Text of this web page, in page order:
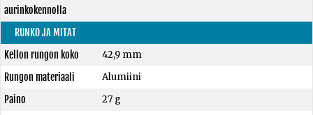
aurinkokennolla
RUNKO JA MITAT
Kellon rungon koko
42,9 mm
Rungon materiaali
Alumiini
Paino
27 g